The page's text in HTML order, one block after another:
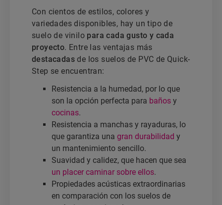
Con cientos de estilos, colores y
variedades disponibles, hay un tipo de
suelo de vinilo para cada gusto y cada
proyecto. Entre las ventajas más
destacadas de los suelos de PVC de Quick-
Step se encuentran:
Resistencia a la humedad, por lo que
son la opción perfecta para baños y
cocinas.
Resistencia a manchas y rayaduras, lo
que garantiza una gran durabilidad y
un mantenimiento sencillo.
Suavidad y calidez, que hacen que sea
un placer caminar sobre ellos.
Propiedades acústicas extraordinarias
en comparación con los suelos de